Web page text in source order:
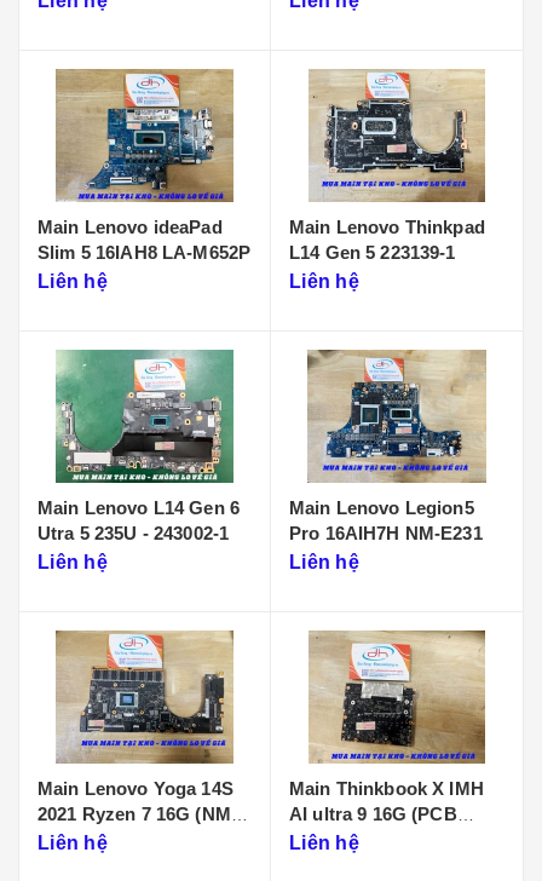
Main Lenovo ideaPad
Slim 5 16IAH8 LA-M652P
Liên hệ
Main Lenovo Thinkpad
L14 Gen 5 223139-1
Liên hệ
Main Lenovo L14 Gen 6
Utra 5 235U - 243002-1
Liên hệ
Main Lenovo Legion5
Pro 16AIH7H NM-E231
Liên hệ
Main Lenovo Yoga 14S
2021 Ryzen 7 16G (NM-
D431)
Liên hệ
Main Thinkbook X IMH
AI ultra 9 16G (PCB
KB340 NMF641)
Liên hệ